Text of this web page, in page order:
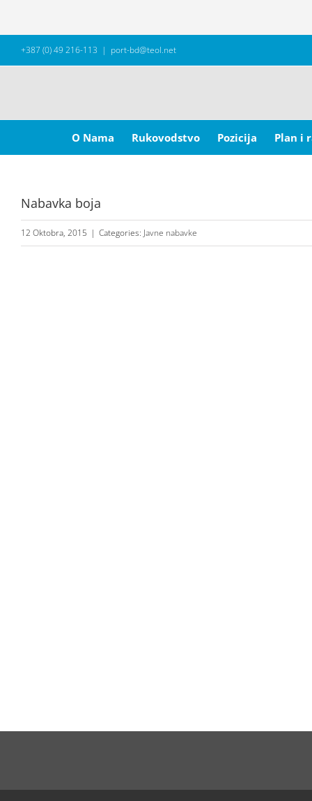
+387 (0) 49 216-113 | port-bd@teol.net
for:
O Nama
Rukovodstvo Pozicija Plan i
Nabavka boja
12 Oktobra, 2015 | Categories: Javne nabavke